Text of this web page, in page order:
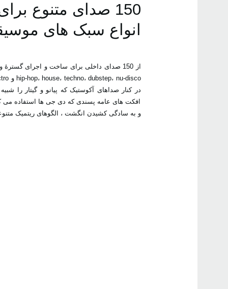
‏150 صدای متنوع
انواع سبک های
در کنار ‏صداهای آکوستیک که پیانو و گیتار را
افکت های عامه پسندی ‏که دی جی ها استفاده می
و به سادگی کشیدن انگشت ، الگوهای ‏ریتمیک